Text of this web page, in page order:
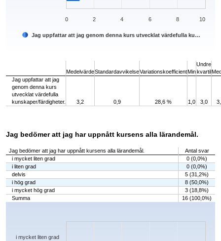
Jag uppfattar att jag genom denna kurs utvecklat värdefulla ku…
0 2 4 6 8 10
MedelvärdeStandardavvikelseVariationskoefficientMin
Undre
kvartil
Jag uppfattar att jag
genom denna kurs
utvecklat värdefulla
kunskaper/färdigheter.
3,2 0,9 28,6 % 1,0 3,0
Jag bedömer att jag har uppnått kursens alla lärandemål.
Jag bedömer att jag har uppnått kursens alla lärandemål.
Antal svar
i mycket liten grad
0 (0,0%)
i liten grad
0 (0,0%)
delvis
5 (31,2%)
i hög grad
8 (50,0%)
i mycket hög grad
3 (18,8%)
Summa
16 (100,0%)
Chart
The chart has 1 X axis displaying categories.
i mycket liten grad